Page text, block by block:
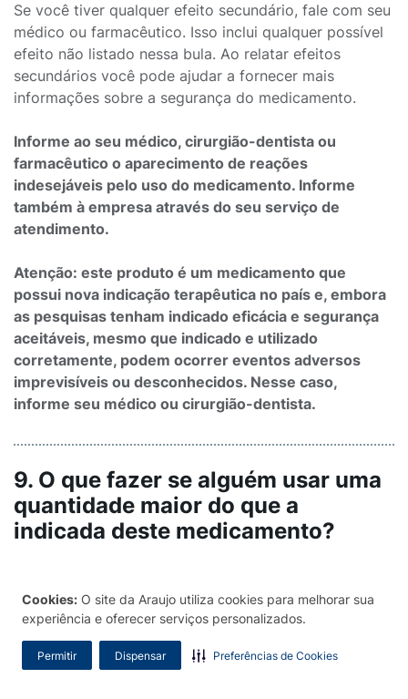
Cookies: O site da Araujo utiliza cookies para melhorar sua
experiência e oferecer serviços personalizados.
Permitir Dispensar Preferências de Cookies
Se você tiver qualquer efeito secundário, fale com seu
médico ou farmacêutico. Isso inclui qualquer possível
efeito não listado nessa bula. Ao relatar efeitos
secundários você pode ajudar a fornecer mais
informações sobre a segurança do medicamento.
Informe ao seu médico, cirurgião-dentista ou
farmacêutico o aparecimento de reações
indesejáveis pelo uso do medicamento. Informe
também à empresa através do seu serviço de
atendimento.
Atenção: este produto é um medicamento que
possui nova indicação terapêutica no país e, embora
as pesquisas tenham indicado eficácia e segurança
aceitáveis, mesmo que indicado e utilizado
corretamente, podem ocorrer eventos adversos
imprevisíveis ou desconhecidos. Nesse caso,
informe seu médico ou cirurgião-dentista.
9. O que fazer se alguém usar uma
quantidade maior do que a
indicada deste medicamento?
(agomelatina) do que deveria, ou se uma criança
tomou este medicamento por acidente, entre em
contato com seu médico imediatamente.